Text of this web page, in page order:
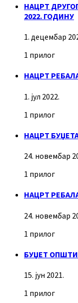
НАЦРТ
2022. ГОДИНУ
1. децембар
1 прилог
НАЦРТ
1. јул 2022.
1 прилог
НАЦРТ
24. новембар
1 прилог
НАЦРТ
24. новембар
1 прилог
БУЏЕТ
15. јун 2021.
1 прилог